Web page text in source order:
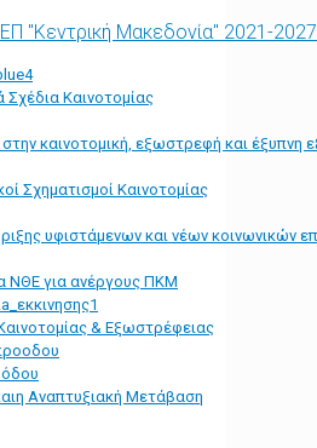
"Κεντρική Μακεδονία" 2021-2027
Σχέδια Καινοτομίας
καινοτομική, εξωστρεφή και έξυπνη
Σχηματισμοί Καινοτομίας
υφιστάμενων και νέων κοινωνικών
ΝΘΕ για ανέργους ΠΚΜ
& Εξωστρέφειας
Αναπτυξιακή Μετάβαση